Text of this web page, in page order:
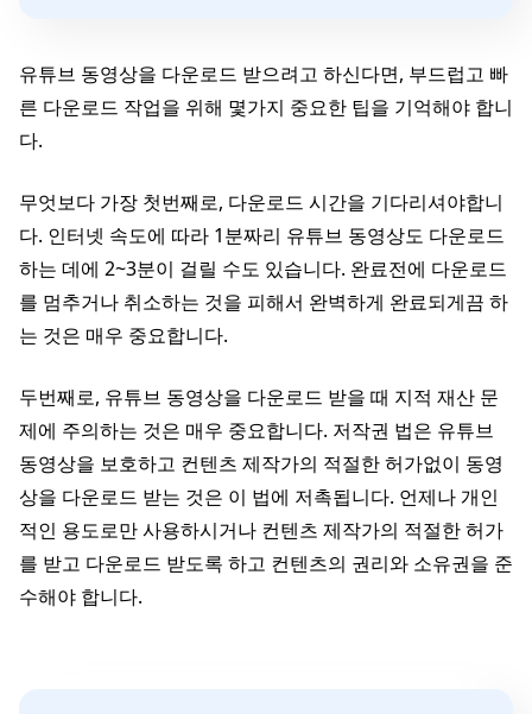
유튜브 동영상을 다운로드 받으려고 하신다면, 부드럽고 빠
른 다운로드 작업을 위해 몇가지 중요한 팁을 기억해야 합니
다.
무엇보다 가장 첫번째로, 다운로드 시간을 기다리셔야합니
다. 인터넷 속도에 따라 1분짜리 유튜브 동영상도 다운로드
하는 데에 2~3분이 걸릴 수도 있습니다. 완료전에 다운로드
를 멈추거나 취소하는 것을 피해서 완벽하게 완료되게끔 하
는 것은 매우 중요합니다.
두번째로, 유튜브 동영상을 다운로드 받을 때 지적 재산 문
제에 주의하는 것은 매우 중요합니다. 저작권 법은 유튜브
동영상을 보호하고 컨텐츠 제작가의 적절한 허가없이 동영
상을 다운로드 받는 것은 이 법에 저촉됩니다. 언제나 개인
적인 용도로만 사용하시거나 컨텐츠 제작가의 적절한 허가
를 받고 다운로드 받도록 하고 컨텐츠의 권리와 소유권을 준
수해야 합니다.